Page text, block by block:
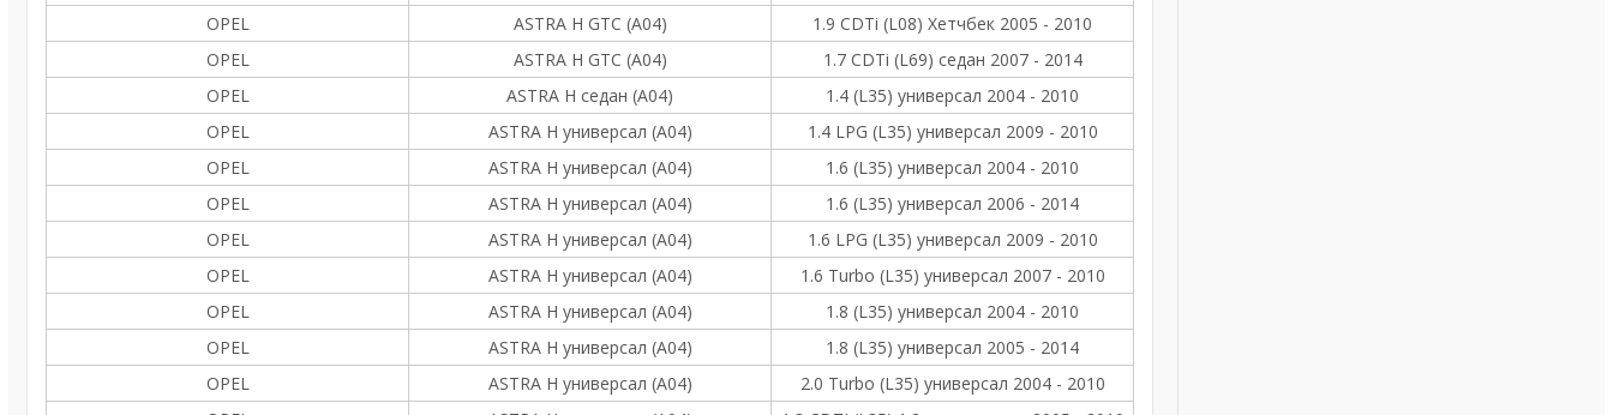
OPEL
ASTRA H GTC (A04)
1.9 CDTi (L08) Хетчбек 2005 - 2010
OPEL
ASTRA H GTC (A04)
1.7 CDTi (L69) седан 2007 - 2014
OPEL
ASTRA H седан (A04)
1.4 (L35) универсал 2004 - 2010
OPEL
ASTRA H универсал (A04)
1.4 LPG (L35) универсал 2009 - 2010
OPEL
ASTRA H универсал (A04)
1.6 (L35) универсал 2004 - 2010
OPEL
ASTRA H универсал (A04)
1.6 (L35) универсал 2006 - 2014
OPEL
ASTRA H универсал (A04)
1.6 LPG (L35) универсал 2009 - 2010
OPEL
ASTRA H универсал (A04)
1.6 Turbo (L35) универсал 2007 - 2010
OPEL
ASTRA H универсал (A04)
1.8 (L35) универсал 2004 - 2010
OPEL
ASTRA H универсал (A04)
1.8 (L35) универсал 2005 - 2014
OPEL
ASTRA H универсал (A04)
2.0 Turbo (L35) универсал 2004 - 2010